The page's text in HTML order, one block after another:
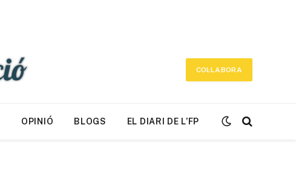
COL·LABORA
OPINIÓ BLOGS EL DIARI DE L’FP